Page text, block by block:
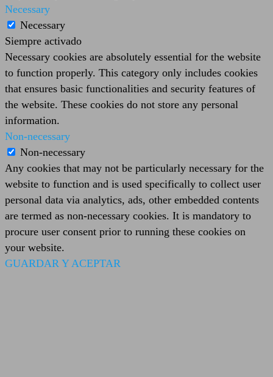
Necessary
Necessary
Siempre activado
Necessary cookies are absolutely essential for the website
to function properly. This category only includes cookies
that ensures basic functionalities and security features of
the website. These cookies do not store any personal
information.
Non-necessary
Non-necessary
Any cookies that may not be particularly necessary for the
website to function and is used specifically to collect user
personal data via analytics, ads, other embedded contents
are termed as non-necessary cookies. It is mandatory to
procure user consent prior to running these cookies on
your website.
GUARDAR Y ACEPTAR